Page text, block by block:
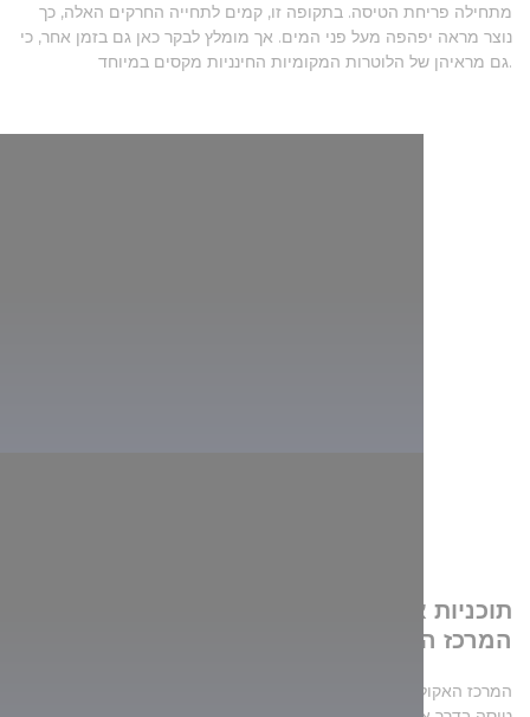
מתחילה פריחת הטיסה. בתקופה זו, קמים לתחייה החרקים האלה, כך
נוצר מראה יפהפה מעל פני המים. אך מומלץ לבקר כאן גם בזמן אחר, כי
גם מראיהן של הלוטרות המקומיות החינניות מקסים במיוחד.
המרכז האקולוגי של אגם טיסה
המרכז האקולוגי מציג את האוצרות הטבעיים ואת עולם החי של אגם